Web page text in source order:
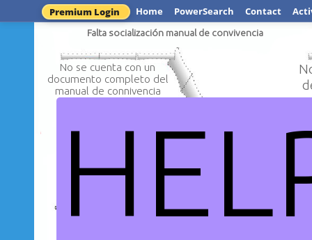
Premium Login Home PowerSearch Contact
Falta socialización manual de convivencia
No se cuenta con un
documento completo del
manual de connivencia
No se
No se tiene divulgación